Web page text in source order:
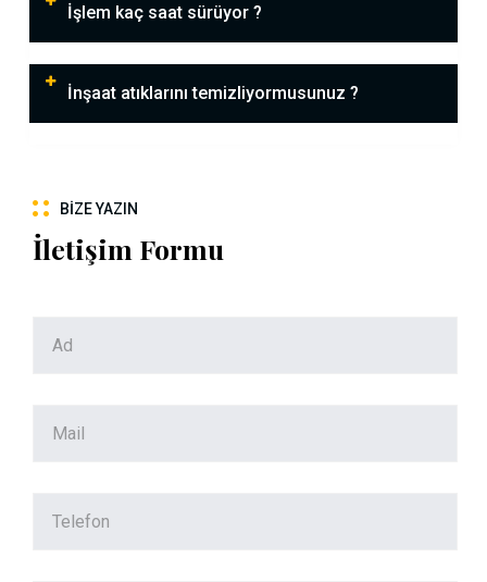
İşlem kaç saat sürüyor ?
İnşaat atıklarını temizliyormusunuz ?
BIZE YAZIN
İletişim Formu